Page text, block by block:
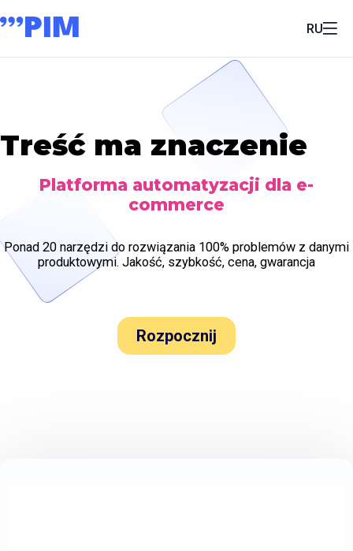
RU
Treść ma znaczenie
Platforma automatyzacji dla e-
commerce
Ponad 20 narzędzi do rozwiązania 100% problemów z danymi
produktowymi. Jakość, szybkość, cena, gwarancja
Rozpocznij